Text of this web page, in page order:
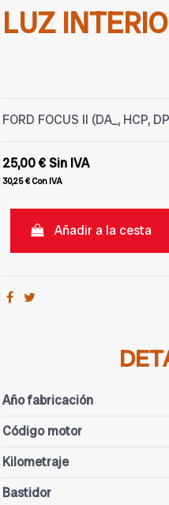
LUZ
FORD FOCUS II (DA_, HCP,
25,00 €Sin IVA
30,25 €Con IVA
Añadir a la cesta
Año fabricación
Código motor
Kilometraje
Bastidor